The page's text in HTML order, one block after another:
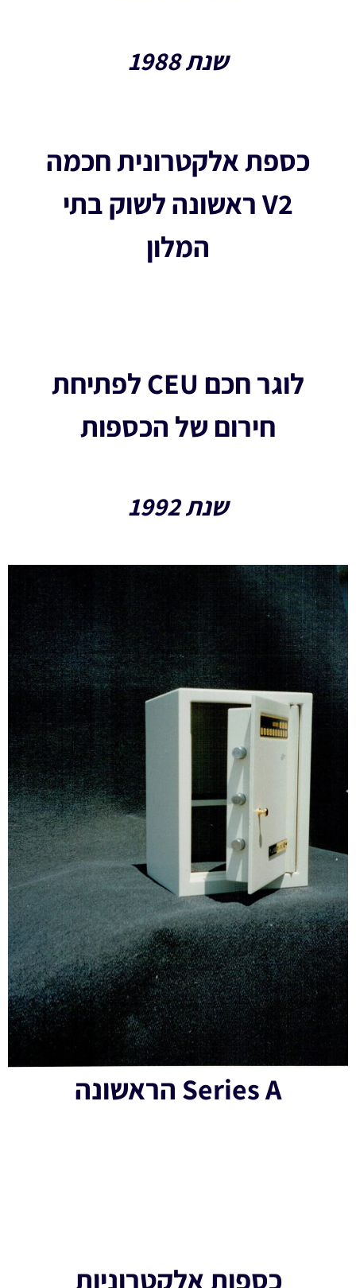
שנת 1988
כספת אלקטרונית חכמה
V2 ראשונה לשוק בתי
המלון
לוגר חכם CEU לפתיחת
חירום של הכספות
שנת 1992
Series A הראשונה
כספות אלקטרוניות